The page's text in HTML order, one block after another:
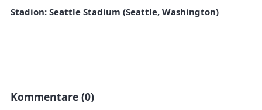
Stadion: Seattle Stadium (Seattle, Washington)
Kommentare (0)